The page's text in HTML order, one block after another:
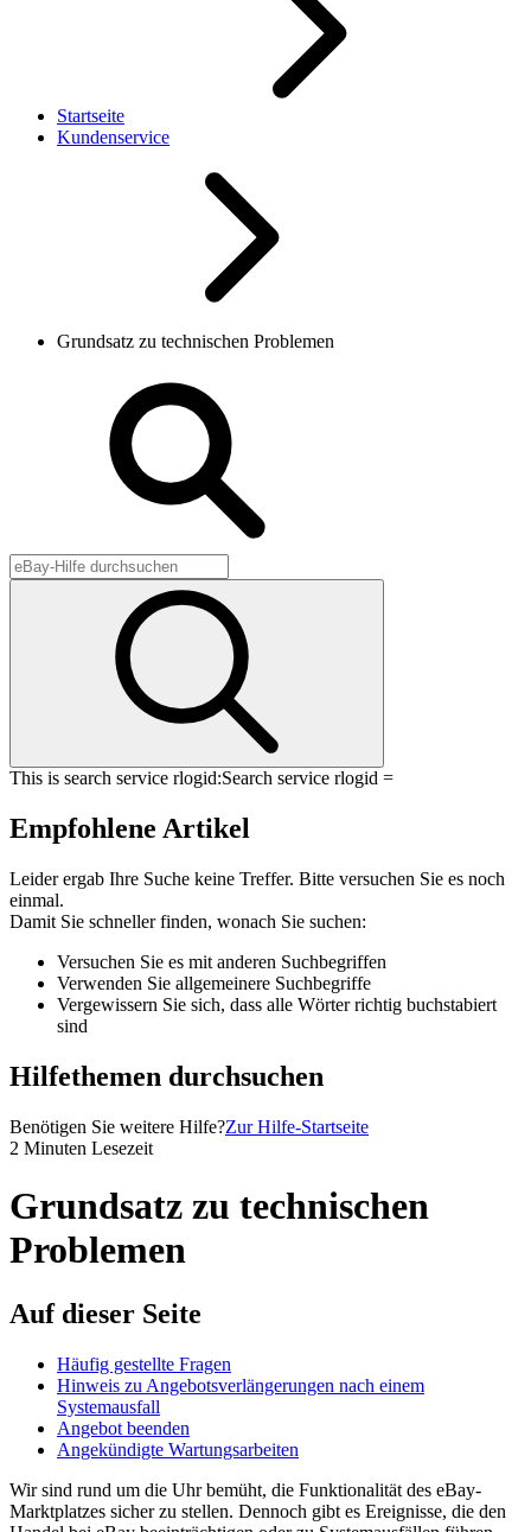
Startseite
Kundenservice
Grundsatz zu technischen Problemen
This is search service rlogid:Search service rlogid =
Empfohlene Artikel
Leider ergab Ihre Suche keine Treffer. Bitte versuchen Sie es noch
einmal.
Damit Sie schneller finden, wonach Sie suchen:
Versuchen Sie es mit anderen Suchbegriffen
Verwenden Sie allgemeinere Suchbegriffe
Vergewissern Sie sich, dass alle Wörter richtig buchstabiert
sind
Hilfethemen durchsuchen
Benötigen Sie weitere Hilfe?Zur Hilfe-Startseite
2 Minuten Lesezeit
Grundsatz zu technischen
Problemen
Auf dieser Seite
Häufig gestellte Fragen
Hinweis zu Angebotsverlängerungen nach einem
Systemausfall
Angebot beenden
Angekündigte Wartungsarbeiten
Wir sind rund um die Uhr bemüht, die Funktionalität des eBay-
Marktplatzes sicher zu stellen. Dennoch gibt es Ereignisse, die den